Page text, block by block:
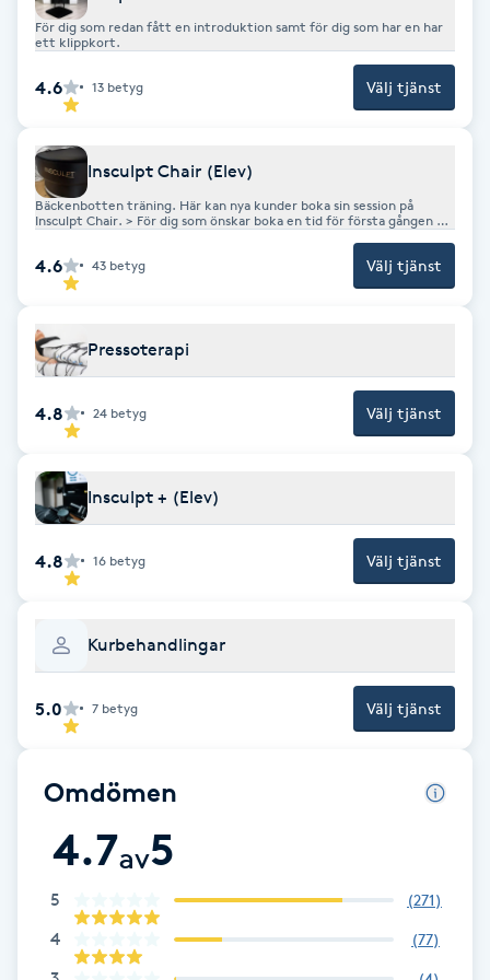
Face framing
Faceliftmassage
Fet hårbotten
Fettreducering
Fibromassage
Fotmassage
Fotsvamp
Fotvård
Fransar
Fransfärgning
Fransförlängning Volym
För dig som redan fått en introduktion samt för dig som har en har
ett klippkort.
4.6 13 betyg Välj tjänst
Insculpt Chair (Elev)
Bäckenbotten träning. Här kan nya kunder boka sin session på
Insculpt Chair. > För dig som önskar boka en tid för första gången <
Insculpt Chair.
4.6 43 betyg Välj tjänst
Pressoterapi
4.8 24 betyg Välj tjänst
Insculpt + (Elev)
4.8 16 betyg Välj tjänst
Kurbehandlingar
5.0 7 betyg Välj tjänst
Omdömen
4.7av5
5 (271)
4 (77)